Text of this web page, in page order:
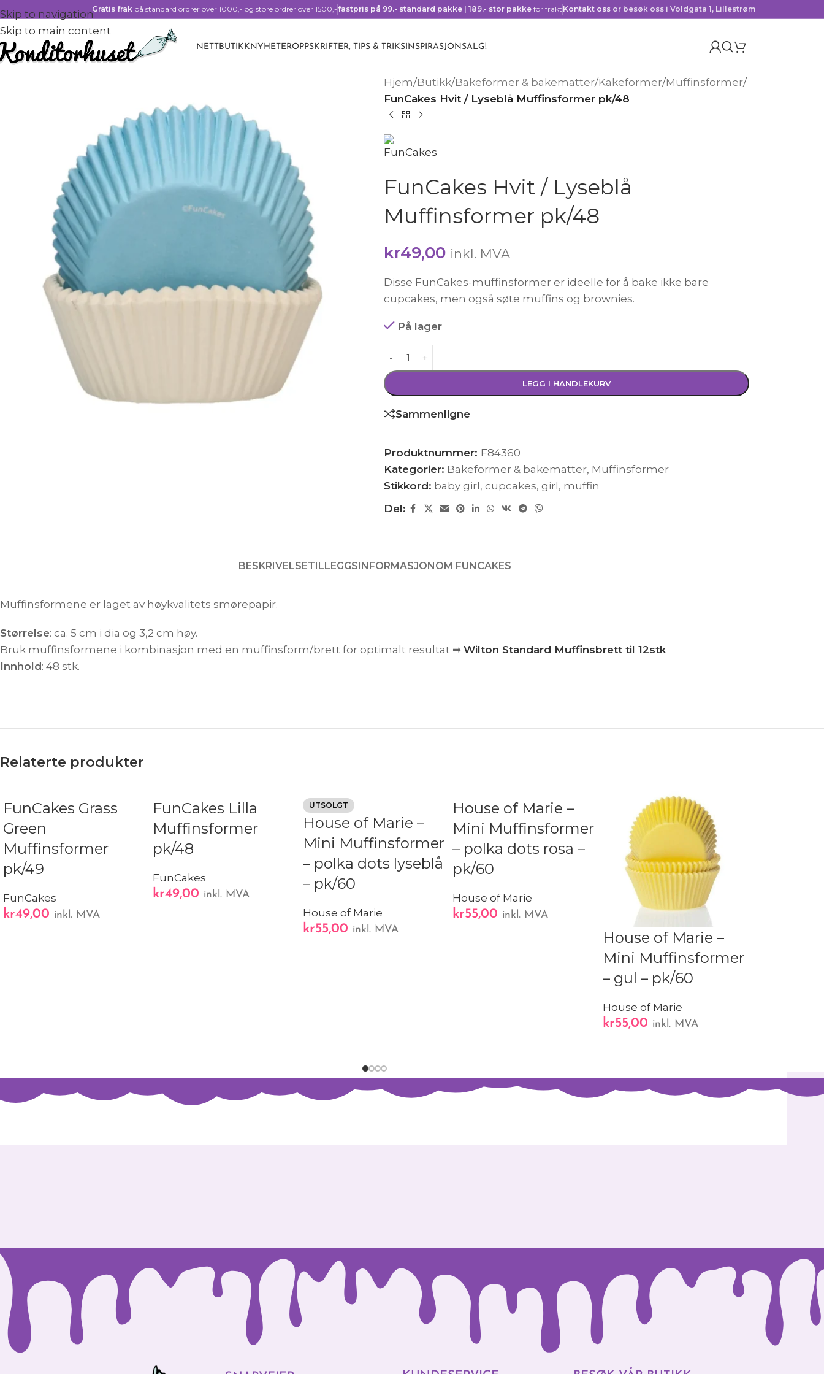
Skip to navigation
Skip to main content
Gratis frak på standard ordrer over 1000,- og store ordrer over 1500,- fastpris på 99.- standard pakke | 189,- stor pakke for frakt Kontakt oss or besøk oss i Voldgata 1, Lillestrøm
NETTBUTIKK NYHETEROPPSKRIFTER, TIPS & TRIKS INSPIRASJON SALG!
Hjem/Butikk/Bakeformer & bakematter/Kakeformer/Muffinsformer/
FunCakes Hvit / Lyseblå Muffinsformer pk/48
FunCakes Hvit / Lyseblå
Muffinsformer pk/48
kr49,00 inkl. MVA
Disse FunCakes-muffinsformer er ideelle for å bake ikke bare
cupcakes, men også søte muffins og brownies.
På lager
LEGG I HANDLEKURV
Sammenligne
Produktnummer: F84360
Kategorier: Bakeformer & bakematter, Muffinsformer
Stikkord: baby girl , cupcakes, girl , muffin
Del:
BESKRIVELSETILLEGGSINFORMASJONOM FUNCAKES
Muffinsformene er laget av høykvalitets smørepapir.
Størrelse: ca. 5 cm i dia og 3,2 cm høy.
Bruk muffinsformene i kombinasjon med en muffinsform/brett for optimalt resultat ➡︎ Wilton Standard Muffinsbrett til 12stk
Innhold: 48 stk.
Relaterte produkter
FunCakes Grass
Green
Muffinsformer
pk/49
FunCakes
kr49,00 inkl. MVA
FunCakes Lilla
Muffinsformer
pk/48
FunCakes
kr49,00 inkl. MVA
UTSOLGT
House of Marie –
Mini Muffinsformer
– polka dots lyseblå
– pk/60
House of Marie
kr55,00 inkl. MVA
House of Marie –
Mini Muffinsformer
– polka dots rosa –
pk/60
House of Marie
kr55,00 inkl. MVA
House of Marie –
Mini Muffinsformer
– gul – pk/60
House of Marie
kr55,00 inkl. MVA